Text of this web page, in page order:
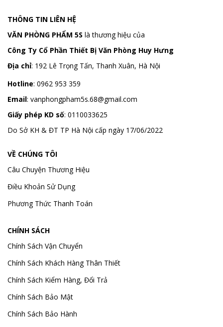
THÔNG TIN LIÊN HỆ
VĂN PHÒNG PHẨM 5S là thương hiệu của
Công Ty Cổ Phần Thiết Bị Văn Phòng Huy Hưng
Địa chỉ: 192 Lê Trọng Tấn, Thanh Xuân, Hà Nội
Hotline: 0962 953 359
Email: vanphongpham5s.68@gmail.com
Giấy phép KD số: 0110033625
Do Sở KH & ĐT TP Hà Nội cấp ngày 17/06/2022
VỀ CHÚNG TÔI
Câu Chuyện Thương Hiệu
Điều Khoản Sử Dụng
Phương Thức Thanh Toán
CHÍNH SÁCH
Chính Sách Vận Chuyển
Chính Sách Khách Hàng Thân Thiết
Chính Sách Kiểm Hàng, Đổi Trả
Chính Sách Bảo Mật
Chính Sách Bảo Hành